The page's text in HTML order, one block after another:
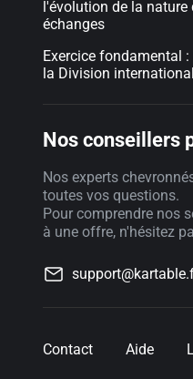
l'évolution de la nature
échanges
Exercice fondamental
la Division
Nos conseillers
Nos experts
toutes vos questions.
Pour comprendre nos
à une offre, n'hésitez
Contact Aide